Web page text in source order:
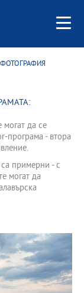
| ФОТОГРАФИЯ
могат да се
програма - втора
примерни - с
могат да